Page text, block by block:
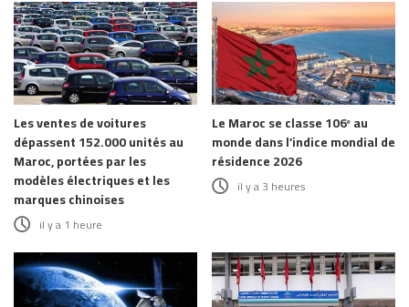
Les ventes de voitures
dépassent 152.000 unités au
Maroc, portées par les
modèles électriques et les
marques chinoises
il y a 1 heure
Le Maroc se classe 106ᵉ au
monde dans l’indice mondial de
résidence 2026
il y a 3 heures